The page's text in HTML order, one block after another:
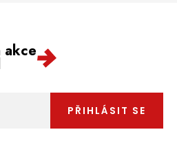
akce
PŘIHLÁSIT SE